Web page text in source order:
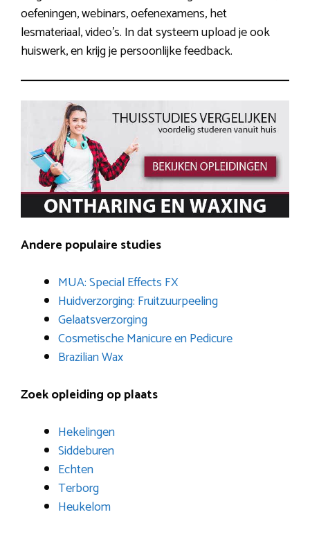
oefeningen, webinars, oefenexamens, het
lesmateriaal, video’s. In dat systeem upload je ook
huiswerk, en krijg je persoonlijke feedback.
Andere populaire studies
MUA: Special Effects FX
Huidverzorging: Fruitzuurpeeling
Gelaatsverzorging
Cosmetische Manicure en Pedicure
Brazilian Wax
Zoek opleiding op plaats
Hekelingen
Siddeburen
Echten
Terborg
Heukelom